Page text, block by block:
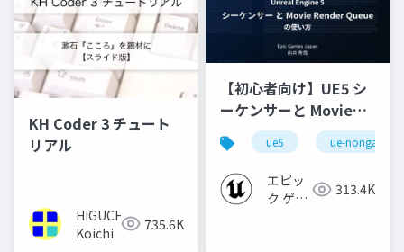
KH Coder 3 チュート
リアル
HIGUCHI
Koichi
735.6K
【初心者向け】UE5 シ
ーケンサーと Movie
Render Queue の使い
方【Cinematic Dive
2023】
ue5 ue-nongame
エピッ
ク ゲー
313.4K